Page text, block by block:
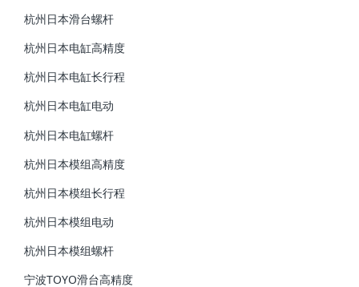
杭州日本滑台螺杆
杭州日本电缸高精度
杭州日本电缸长行程
杭州日本电缸电动
杭州日本电缸螺杆
杭州日本模组高精度
杭州日本模组长行程
杭州日本模组电动
杭州日本模组螺杆
宁波TOYO滑台高精度